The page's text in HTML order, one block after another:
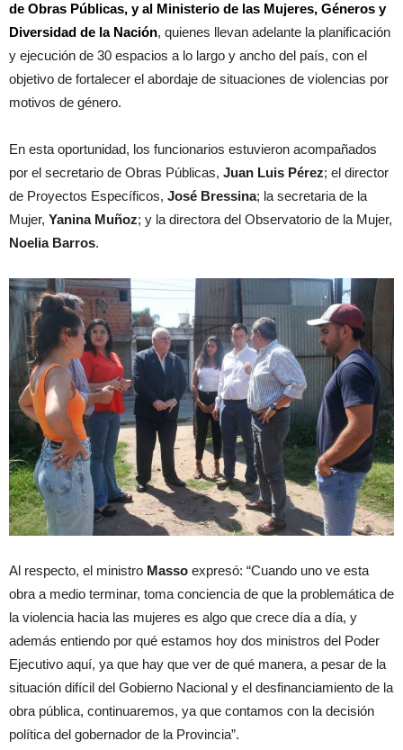
de Obras Públicas, y al Ministerio de las Mujeres, Géneros y
Diversidad de la Nación, quienes llevan adelante la planificación
y ejecución de 30 espacios a lo largo y ancho del país, con el
objetivo de fortalecer el abordaje de situaciones de violencias por
motivos de género.
En esta oportunidad, los funcionarios estuvieron acompañados
por el secretario de Obras Públicas, Juan Luis Pérez; el director
de Proyectos Específicos, José Bressina; la secretaria de la
Mujer, Yanina Muñoz; y la directora del Observatorio de la Mujer,
Noelia Barros.
Al respecto, el ministro Masso expresó: “Cuando uno ve esta
obra a medio terminar, toma conciencia de que la problemática de
la violencia hacia las mujeres es algo que crece día a día, y
además entiendo por qué estamos hoy dos ministros del Poder
Ejecutivo aquí, ya que hay que ver de qué manera, a pesar de la
situación difícil del Gobierno Nacional y el desfinanciamiento de la
obra pública, continuaremos, ya que contamos con la decisión
política del gobernador de la Provincia”.